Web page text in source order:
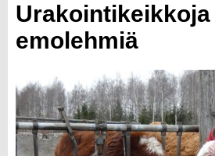
Urakointikeikkoja
emolehmiä